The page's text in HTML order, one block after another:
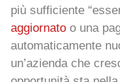
più sufficiente
aggiornato o una
automaticamente
un’azienda che